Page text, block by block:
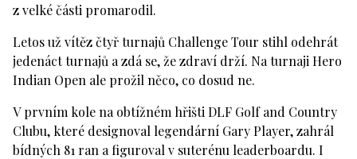
z velké části promarodil.
Letos už vítěz čtyř turnajů Challenge Tour stihl odehrát
jedenáct turnajů a zdá se, že zdraví drží. Na turnaji Hero
Indian Open ale prožil něco, co dosud ne.
V prvním kole na obtížném hřišti DLF Golf and Country
Clubu, které designoval legendární Gary Player, zahrál
bídných 81 ran a figuroval v suterénu leaderboardu. I